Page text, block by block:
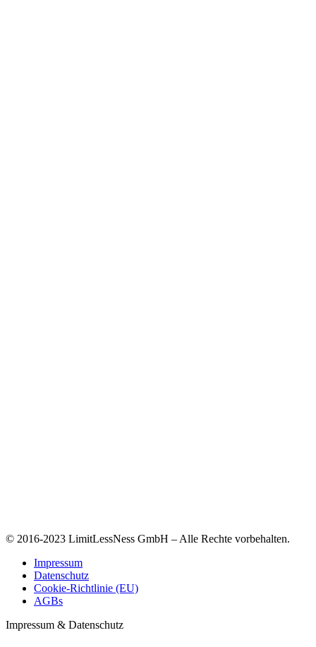
© 2016-2023 LimitLessNess GmbH – Alle Rechte vorbehalten.
Impressum
Datenschutz
Cookie-Richtlinie (EU)
AGBs
Impressum & Datenschutz